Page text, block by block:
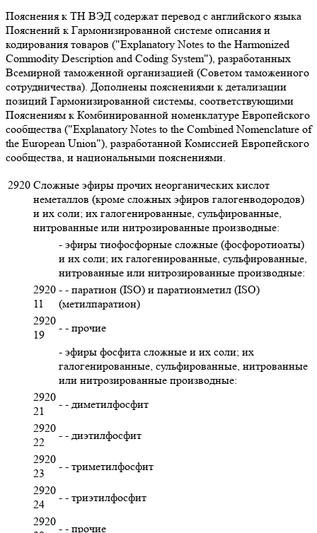
Пояснения к ТН ВЭД содержат перевод с английского языка
Пояснений к Гармонизированной системе описания и
кодирования товаров ("Explanatory Notes to the Harmonized
Commodity Description and Coding System"), разработанных
Всемирной таможенной организацией (Советом таможенного
сотрудничества). Дополнены пояснениями к детализации
позиций Гармонизированной системы, соответствующими
Пояснениям к Комбинированной номенклатуре Европейского
сообщества ("Explanatory Notes to the Combined Nomenclature of
the European Union"), разработанной Комиссией Европейского
сообщества, и национальными пояснениями.
2920 Сложные эфиры прочих неорганических кислот
неметаллов (кроме сложных эфиров галогенводородов)
и их соли; их галогенированные, сульфированные,
нитрованные или нитрозированные производные:
- эфиры тиофосфорные сложные (фосфоротиоаты)
и их соли; их галогенированные, сульфированные,
нитрованные или нитрозированные производные:
2920
11
- - паратион (ISO) и паратионметил (ISO)
(метилпаратион)
2920
19
- - прочие
- эфиры фосфита сложные и их соли; их
галогенированные, сульфированные, нитрованные
или нитрозированные производные:
2920
21
- - диметилфосфит
2920
22
- - диэтилфосфит
2920
23
- - триметилфосфит
2920
24
- - триэтилфосфит
2920
- - прочие